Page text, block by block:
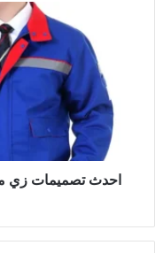
احدث تصميمات زي